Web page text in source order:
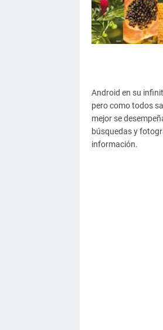
Android en su
pero como todos
mejor se
búsquedas y
información.